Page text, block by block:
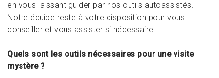
en vous laissant guider par nos outils autoassistés.
Notre équipe reste à votre disposition pour vous
conseiller et vous assister si nécessaire.
Quels sont les outils nécessaires pour une visite
mystère ?